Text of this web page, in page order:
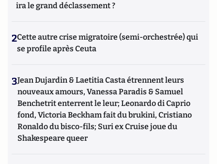
ira le grand déclassement ?
2Cette autre crise migratoire (semi-orchestrée) qui
se profile après Ceuta
3Jean Dujardin & Laetitia Casta étrennent leurs
nouveaux amours, Vanessa Paradis & Samuel
Benchetrit enterrent le leur; Leonardo di Caprio
fond, Victoria Beckham fait du brukini, Cristiano
Ronaldo du bisco-fils; Suri ex Cruise joue du
Shakespeare queer